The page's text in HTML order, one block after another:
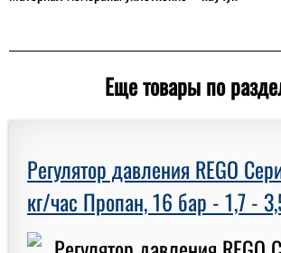
Еще товары по
Регулятор давления REGO
кг/час Пропан, 16 бар - 1,7 -